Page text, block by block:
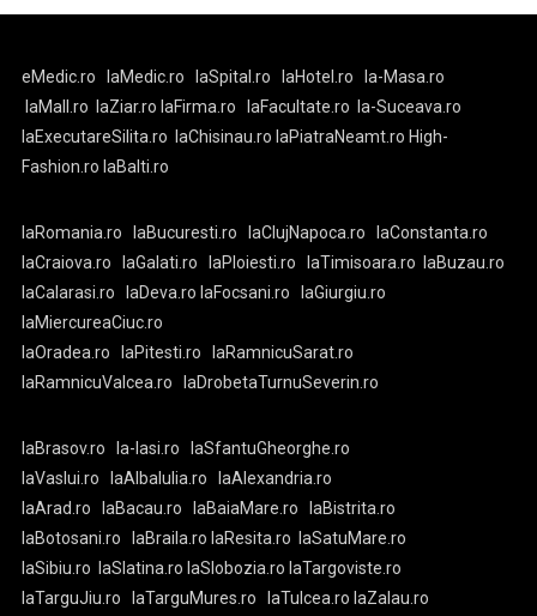
eMedic.ro laMedic.ro laSpital.ro laHotel.ro
la-Masa.ro
laMall.ro
laZiar.ro laFirma.ro laFacultate.ro
la-Suceava.ro
laExecutareSilita.ro
laChisinau.ro laPiatraNeamt.ro High-
Fashion.ro laBalti.ro
laRomania.ro laBucuresti.ro laClujNapoca.ro
laConstanta.ro
laCraiova.ro
laGalati.ro laPloiesti.ro laTimisoara.ro
laBuzau.ro
laCalarasi.ro
laDeva.ro laFocsani.ro
laGiurgiu.ro
laMiercureaCiuc.ro
laOradea.ro
laPitesti.ro
laRamnicuSarat.ro
laRamnicuValcea.ro
laDrobetaTurnuSeverin.ro
laBrasov.ro la-Iasi.ro
laSfantuGheorghe.ro
laVaslui.ro
laAlbaIulia.ro
laAlexandria.ro
laArad.ro
laBacau.ro laBaiaMare.ro
laBistrita.ro
laBotosani.ro
laBraila.ro laResita.ro
laSatuMare.ro
laSibiu.ro
laSlatina.ro laSlobozia.ro laTargoviste.ro
laTarguJiu.ro
laTarguMures.ro laTulcea.ro laZalau.ro